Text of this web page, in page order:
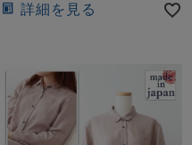
詳細を見る